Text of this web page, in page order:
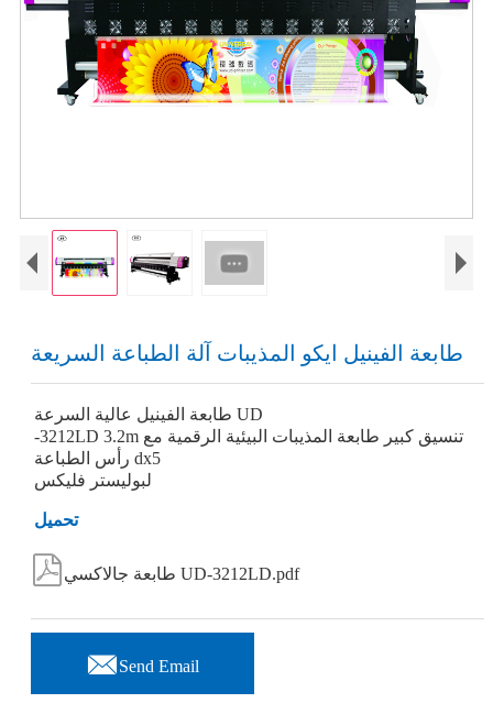
طابعة الفينيل ايكو المذيبات آلة الطباعة السريعة
طابعة الفينيل عالية السرعة UD
-3212LD 3.2m تنسيق كبير طابعة المذيبات البيئية الرقمية مع
رأس الطباعة dx5
لبوليستر فليكس
تحميل
 طابعة جالاكسي UD-3212LD.pdf
Send Email